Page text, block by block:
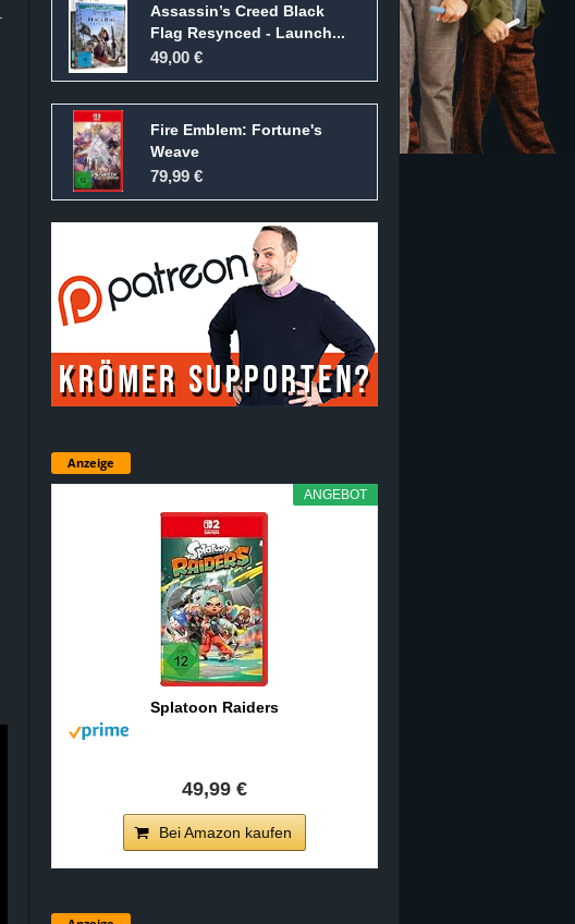
Assassin’s Creed Black
Flag Resynced - Launch...
49,00 €
Fire Emblem: Fortune's
Weave
79,99 €
Anzeige
ANGEBOT
Splatoon Raiders
49,99 €
Bei Amazon kaufen